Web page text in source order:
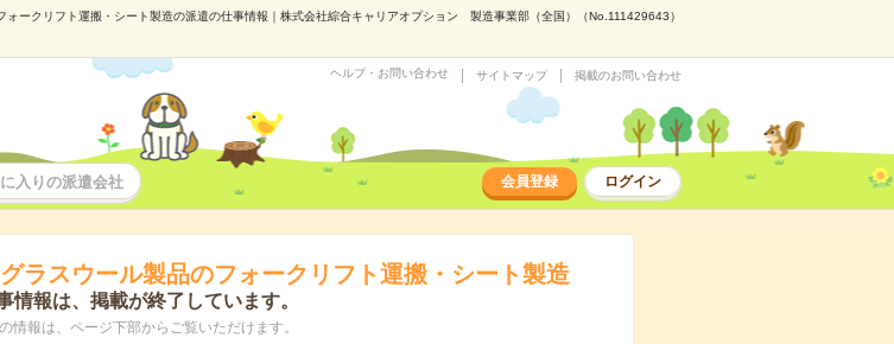
ォークリフト運搬・シート製造の派遣の仕事情報｜株式会社綜合キャリアオプション 製造事業部（全国）（No.111429643）
ヘルプ・お問い合わせ サイトマップ 掲載のお問い合わせ
入りの派遣会社 会員登録 ログイン
ラスウール製品のフォークリフト運搬・シート製造
情報は、掲載が終了しています。
情報は、ページ下部からご覧いただけます。